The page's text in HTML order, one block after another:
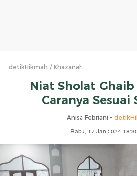
detikHikmah Khazanah
Niat Sholat
Caranya Sesuai
Anisa Febriani -
Rabu, 17 Jan 2024